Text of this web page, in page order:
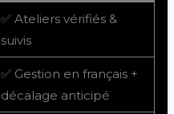
✅ Ateliers vérifiés &
suivis
✅ Gestion en français +
décalage anticipé